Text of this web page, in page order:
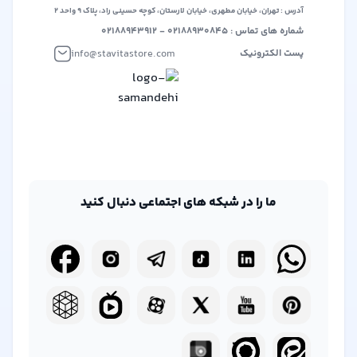
خود داشته باشد، بدون محدودیت‌های انحصاری.
آدرس : تهران، خیابان مطهری، خیابان لارستان، کوچه حسینی راد، پلاک ۹ واحد ۲
شماره های تماس : ۰۲۱۸۸۹۳۰۸۴۵ - ۰۲۱۸۸۹۴۳۹۱۲
پست الکترونیک
info@stavitastore.com
ما را در شبکه های اجتماعی دنبال کنید